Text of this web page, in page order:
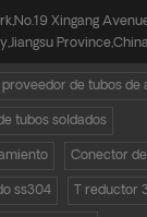
Xingang
Province,China
proveedor de tubos de
tubos soldados
Conector
ss304 T reductor